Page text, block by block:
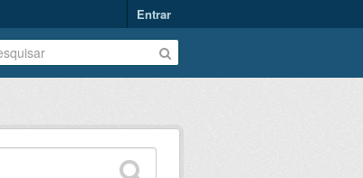
Entrar